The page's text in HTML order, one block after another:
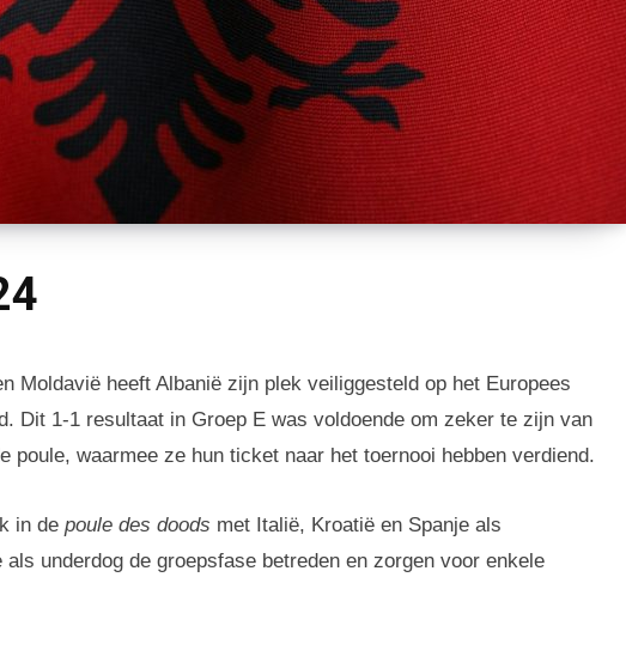
Moldavië heeft Albanië zijn plek veiliggesteld op het Europees
Dit 1-1 resultaat in Groep E was voldoende om zeker te zijn van
poule, waarmee ze hun ticket naar het toernooi hebben verdiend.
in de poule des doods met Italië, Kroatië en Spanje als
underdog de groepsfase betreden en zorgen voor enkele